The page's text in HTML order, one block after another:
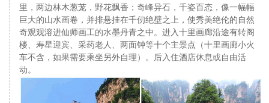
里，两边林木葱茏，野花飘香；奇峰异石，千姿百态，像一幅幅
巨大的山水画卷，并排悬挂在千仞绝壁之上，使秀美绝伦的自然
奇观观溶进仙师画工的水墨丹青之中。进入十里画廊沿途有转阁
楼、寿星迎宾、采药老人、两面钟等十个主景点（十里画廊小火
车不含，如果需要乘坐另外自理）。后入住酒店休息或自由活
动。